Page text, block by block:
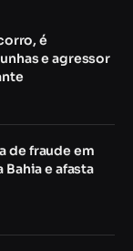
é
e agressor
de fraude em
e afasta